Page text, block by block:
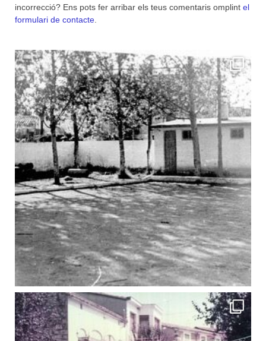
incorrecció? Ens pots fer arribar els teus comentaris omplint el
formulari de contacte